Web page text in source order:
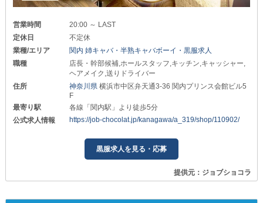
営業時間
20:00 ～ LAST
定休日
不定休
業種/エリア
関内 姉キャバ・半熟キャバボーイ・黒服求人
職種
店長・幹部候補,ホールスタッフ,キッチン,キャッシャー,
ヘアメイク,送りドライバー
住所
神奈川県横浜市中区弁天通3-36 関内プリンス会館ビル5
F
最寄り駅
各線「関内駅」より徒歩5分
公式求人情報
https://job-chocolat.jp/kanagawa/a_319/shop/110902/
黒服求人を見る・応募
提供元：ジョブショコラ